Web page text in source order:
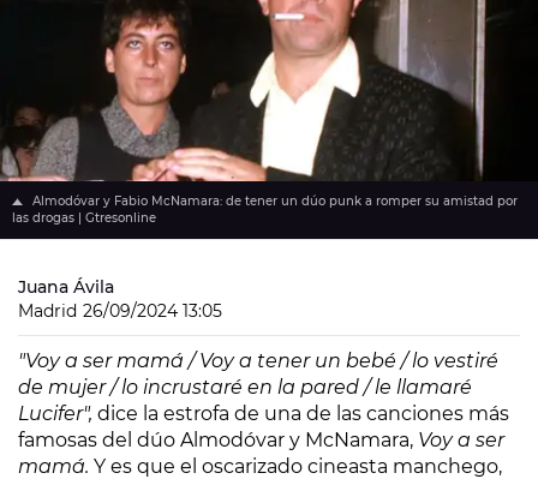
Almodóvar y Fabio McNamara: de tener un dúo punk a romper su amistad por
las drogas | Gtresonline
Juana Ávila
Madrid 26/09/2024 13:05
"Voy a ser mamá / Voy a tener un bebé / lo vestiré
de mujer / lo incrustaré en la pared / le llamaré
Lucifer", dice la estrofa de una de las canciones más
famosas del dúo Almodóvar y McNamara, Voy a ser
mamá. Y es que el oscarizado cineasta manchego,